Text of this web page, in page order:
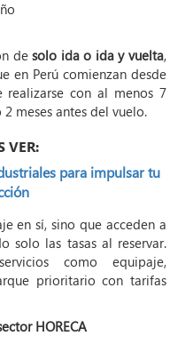
desolo ida o ida y vuelta,
en Perú comienzan desde
realizarse con al menos 7
meses antes del vuelo.
VER:
para impulsar tu
en sí, sino que acceden a
solo las tasas al reservar.
como equipaje,
prioritario con tarifas
HORECA